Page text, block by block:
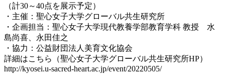
（計30～40点を展示予定）
・主催：聖心女子大学グローバル共生研究所
・企画担当：聖心女子大学現代教養学部教育学科 教授 水
島尚喜、永田佳之
・協力：公益財団法人美育文化協会
詳細はこちら（聖心女子大学グローバル共生研究所HP）
http://kyosei.u-sacred-heart.ac.jp/event/20220505/